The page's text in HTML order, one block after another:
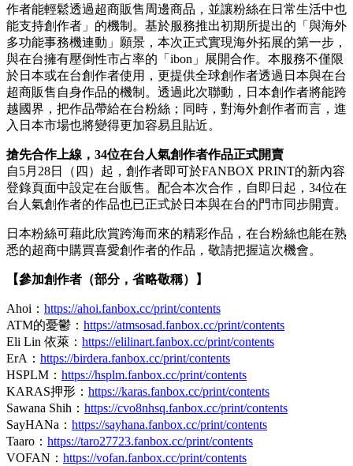
作者能輕鬆透過超商販售周邊商品，並讓粉絲在日常生活中也
能支持創作者」的機制。基於服務推出初期所提出的「與海外
多功能事務機連動」願景，本次正式實現海外拓展的第一步，
與在台擁有壓倒性市占率的「ibon」展開合作。本服務不僅限
於日本或在台創作者使用，更提供全球創作者透過日本與在台
超商販售自身作品的機制。透過此次聯動，日本創作者將能跨
越國界，把作品帶給在台粉絲；同時，對海外創作者而言，進
入日本市場也將變得更加容易且貼近。
搶先合作上線， 34位在台人氣創作者作品正式開賣
自5月28日（四）起，創作者即可於FANBOX PRINT的新內容
登錄頁面中設定在台販售。配合本次合作，自即日起，34位在
台人氣創作者的作品也已正式於日本與在台的門市同步開賣。
日本粉絲可藉此欣賞跨海而來的精彩作品，在台粉絲也能在熟
悉的超商中購買喜愛創作者的作品，敬請把握這次機會。
【參加創作者（部分，省略敬稱）】
Ahoi： https://ahoi.fanbox.cc/print/contents
ATM的憂鬱： https://atmsosad.fanbox.cc/print/contents
Eli Lin 依萊： https://elilinart.fanbox.cc/print/contents
ErA： https://birdera.fanbox.cc/print/contents
HSPLM： https://hsplm.fanbox.cc/print/contents
KARAS押形： https://karas.fanbox.cc/print/contents
Sawana Shih： https://cvo8nhsq.fanbox.cc/print/contents
SayHANa： https://sayhana.fanbox.cc/print/contents
Taaro： https://taro27723.fanbox.cc/print/contents
VOFAN： https://vofan.fanbox.cc/print/contents